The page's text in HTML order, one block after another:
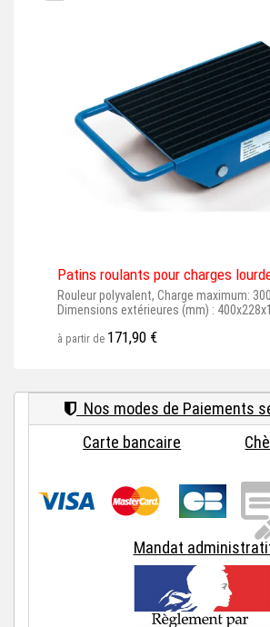
Patins roulants pour charges
Rouleur polyvalent, Charge maximum:
Dimensions extérieures (mm) :
à partir de 171,90 €
Nos modes de Paiements
Carte bancaire
Mandat